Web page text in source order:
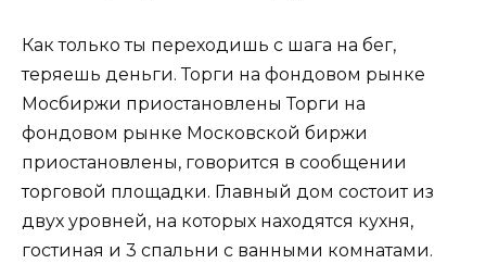
Как только ты переходишь с шага на бег,
теряешь деньги. Торги на фондовом рынке
Мосбиржи приостановлены Торги на
фондовом рынке Московской биржи
приостановлены, говорится в сообщении
торговой площадки. Главный дом состоит из
двух уровней, на которых находятся кухня,
гостиная и 3 спальни с ванными комнатами.